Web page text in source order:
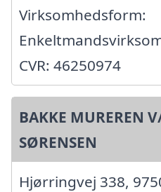
Virksomhedsform:
CVR: 46250974
BAKKE MUREREN
SØRENSEN
Hjørringvej 338,